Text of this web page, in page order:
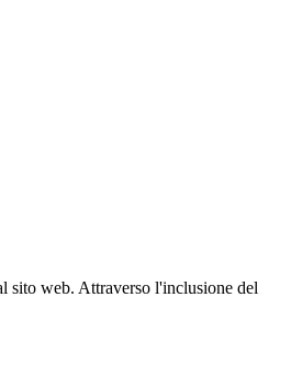
sito web. Attraverso l'inclusione del